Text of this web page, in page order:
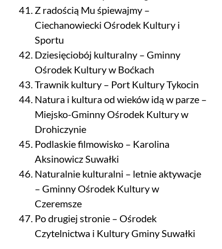
Z radością Mu śpiewajmy –
Ciechanowiecki Ośrodek Kultury i
Sportu
Dziesięciobój kulturalny – Gminny
Ośrodek Kultury w Boćkach
Trawnik kultury – Port Kultury Tykocin
Natura i kultura od wieków idą w parze –
Miejsko-Gminny Ośrodek Kultury w
Drohiczynie
Podlaskie filmowisko – Karolina
Aksinowicz Suwałki
Naturalnie kulturalni – letnie aktywacje
– Gminny Ośrodek Kultury w
Czeremsze
Po drugiej stronie – Ośrodek
Czytelnictwa i Kultury Gminy Suwałki